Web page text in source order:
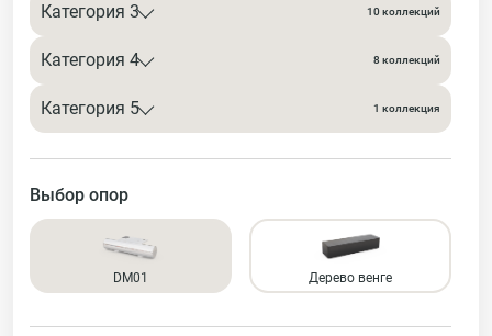
Категория 3 10 коллекций
Категория 4 8 коллекций
Категория 5 1 коллекция
Выбор опор
DM01 Дерево венге